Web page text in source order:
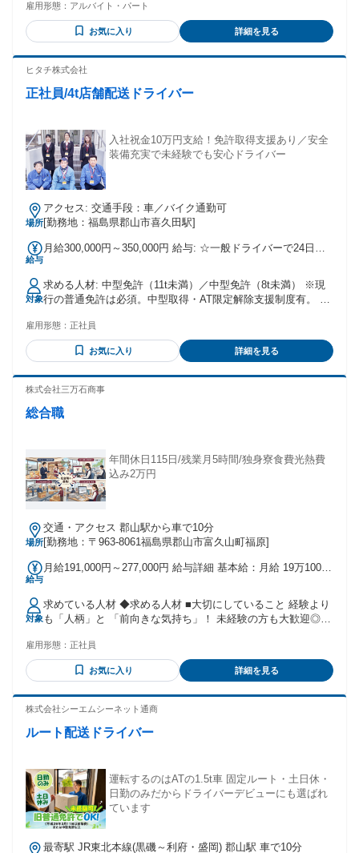
リタイア（定年退職）後の収入と健康維持の為に働かれる方
も多いです。 * お子さんがいてもスヤスヤ寝ている間に親御
さんが活躍出来ます。 * 元気なシルバーの方（６０歳～７０
雇用形態： アルバイト・パート
お気に入り 詳細を見る
ヒタチ株式会社
正社員/4t店舗配送ドライバー
入社祝金10万円支給！免許取得支援あり／安全
装備充実で未経験でも安心ドライバー
場所
アクセス: 交通手段：車／バイク通勤可
[勤務地：福島県郡山市喜久田駅]
給与
月給300,000円～350,000円 給与: ☆一般ドライバーで24日勤
例：400万円～ 入社祝金として10万円を贈呈致します！ ※同
乗研修後３ヶ月経過した日に属する月の労働分給与（支給日
は翌月）「特別手当」にて支給致します。 通勤手当／時間外
手当／深夜手当／役職手当／資格手当／その他
対象
求める人材: 中型免許（11t未満）／中型免許（8t未満） ※現
行の普通免許は必須。中型取得・AT限定解除支援制度有。 ＜
ー、配送 ・ドライバー、トラック運転手、大型ドライバー ・
中型トラックドライバー、中型トラック運転手 ・大型ダン
プ、トレーラー運転手、フォークリフト、ダンプ運転手、etc
雇用形態： 正社員
お気に入り 詳細を見る
株式会社三万石商事
総合職
年間休日115日/残業月5時間/独身寮食費光熱費
込み2万円
場所
交通・アクセス 郡山駅から車で10分
[勤務地：〒963-8061福島県郡山市富久山町福原]
給与
月給191,000円～277,000円 給与詳細 基本給：月給 19万1000
で支払われる通勤・皆勤・家族手当金額：なし 全員に一律で
支払われるその他手当金額：なし 【給与詳細】 ◆経験・能力
を考慮！ のうえ決定いたします◎ 【昇給】 ■年1回 ★年齢・
社歴に関係なく 頑張りをしっかり評価♪ 【賞与】 ■年2回 ●日
対象
求めている人材 ◆求める人材 ■大切にしていること 経験より
も「人柄」と 「前向きな気持ち」！ 未経験の方も大歓迎◎
方 ※長期キャリア形成のため 年齢の条件と理由：あり（例外
事由3号のイ・45歳未満（長期勤続によるキャリア形成のた
雇用形態： 正社員
お気に入り 詳細を見る
株式会社シーエムシーネット通商
ルート配送ドライバー
運転するのはATの1.5t車 固定ルート・土日休・
日勤のみだからドライバーデビューにも選ばれ
ています
最寄駅 JR東北本線(黒磯～利府・盛岡) 郡山駅 車で10分